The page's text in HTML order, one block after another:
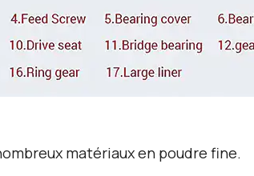
matériaux en poudre fine.